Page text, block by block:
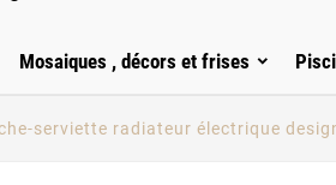
Mosaiques , décors et frises
serviette radiateur électrique